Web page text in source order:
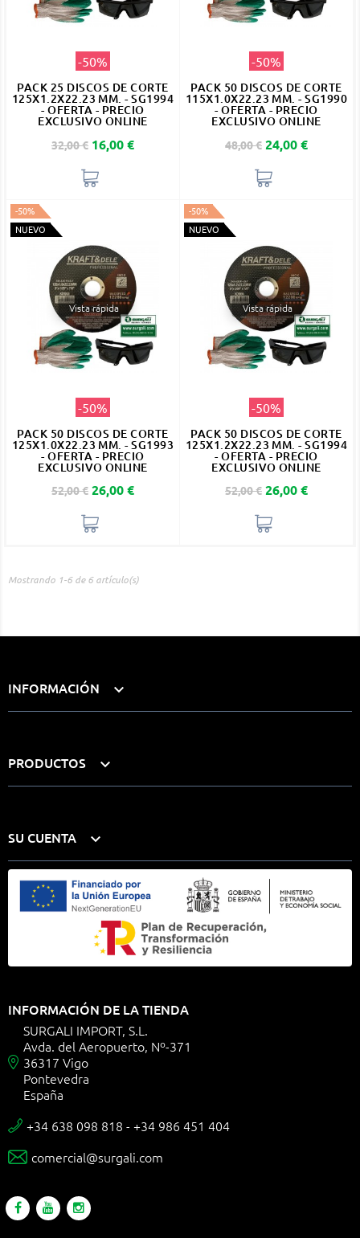
-50%
PACK 25 DISCOS DE CORTE
125X1.2X22.23 MM. - SG1994
- OFERTA - PRECIO
EXCLUSIVO ONLINE
Precio base
32,00 € Precio
16,00 €
-50%
PACK 50 DISCOS DE CORTE
115X1.0X22.23 MM. - SG1990
- OFERTA - PRECIO
EXCLUSIVO ONLINE
Precio base
48,00 € Precio
24,00 €
-50%
NUEVO
Vista rápida
-50%
PACK 50 DISCOS DE CORTE
125X1.0X22.23 MM. - SG1993
- OFERTA - PRECIO
EXCLUSIVO ONLINE
Precio base
52,00 € Precio
26,00 €
-50%
NUEVO
Vista rápida
-50%
PACK 50 DISCOS DE CORTE
125X1.2X22.23 MM. - SG1994
- OFERTA - PRECIO
EXCLUSIVO ONLINE
Precio base
52,00 € Precio
26,00 €
Mostrando 1-6 de 6 artículo(s)
INFORMACIÓN 
PRODUCTOS 
SU CUENTA 
INFORMACIÓN DE LA TIENDA

SURGALI IMPORT, S.L.
Avda. del Aeropuerto, Nº-371
36317 Vigo
Pontevedra
España
 +34 638 098 818 - +34 986 451 404
 comercial@surgali.com